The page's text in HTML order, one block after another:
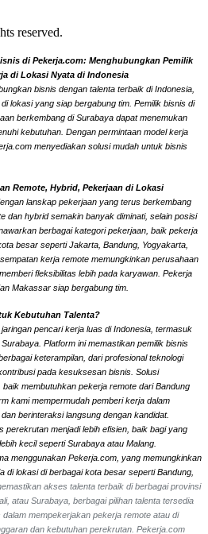
reserved.
di Pekerja.com: Menghubungkan Pemilik
di Lokasi Nyata di Indonesia
bisnis dengan talenta terbaik di Indonesia,
lokasi yang siap bergabung tim. Pemilik bisnis di
berkembang di Surabaya dapat menemukan
kebutuhan. Dengan permintaan model kerja
menyediakan solusi mudah untuk bisnis
Remote, Hybrid, Pekerjaan di Lokasi
lanskap pekerjaan yang terus berkembang
dan hybrid semakin banyak diminati, selain posisi
berbagai kategori pekerjaan, baik pekerja
besar seperti Jakarta, Bandung, Yogyakarta,
kerja remote memungkinkan perusahaan
fleksibilitas lebih pada karyawan. Pekerja
Makassar siap bergabung tim.
Kebutuhan Talenta?
pencari kerja luas di Indonesia, termasuk
Platform ini memastikan pemilik bisnis
keterampilan, dari profesional teknologi
pada kesuksesan bisnis. Solusi
membutuhkan pekerja remote dari Bandung
kami mempermudah pemberi kerja dalam
berinteraksi langsung dengan kandidat.
perekrutan menjadi lebih efisien, baik bagi yang
kecil seperti Surabaya atau Malang.
menggunakan Pekerja.com, yang memungkinkan
di lokasi di berbagai kota besar seperti Bandung,
akses talenta terbaik di berbagai provinsi
atau Surabaya, berbagai pilihan talenta tersedia
mempekerjakan pekerja remote atau di
dan kebutuhan perekrutan. Pekerja.com